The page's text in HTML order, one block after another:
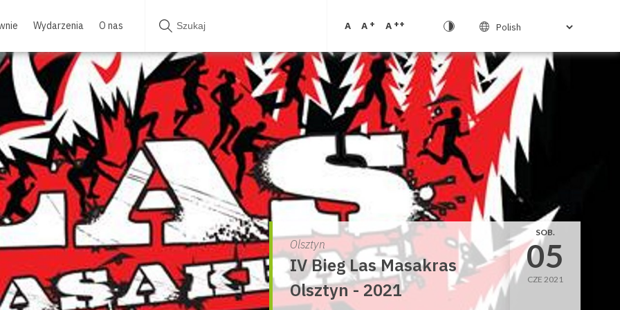
Wydarzenia O nas A A + A ++
Olsztyn
IV Bieg Las Masakras
Olsztyn - 2021
SOB.
05
CZE 2021